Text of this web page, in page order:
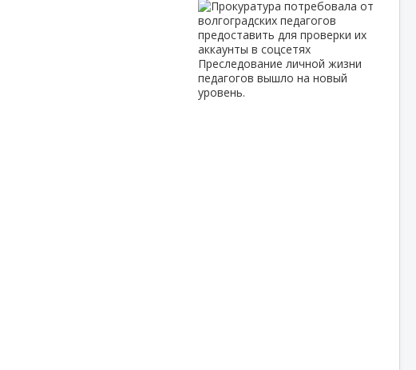
Преследование личной жизни
педагогов вышло на новый
уровень.